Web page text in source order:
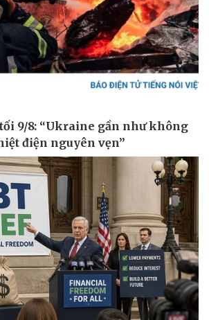
Thị trường
Giá vàng
Tiêu dùng
Tỷ giá
Chứng khoán
Giá cà phê